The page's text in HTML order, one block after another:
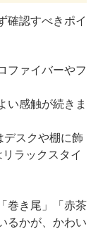
確認すべきポイ
ファイバーやフ
い感触が続きま
スクや棚に飾
ラックスタイ
巻き尾」「赤茶
るかが、かわい